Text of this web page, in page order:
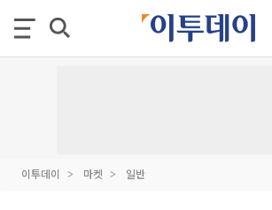
이투데이 마켓 일반